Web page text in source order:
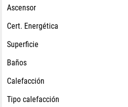
Ascensor
Cert. Energética
Superficie
Baños
Calefacción
Tipo calefacción